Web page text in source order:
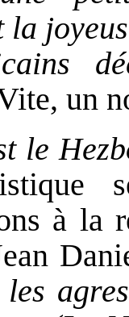
un
le
à la